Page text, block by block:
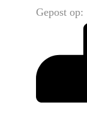
Gepost op: